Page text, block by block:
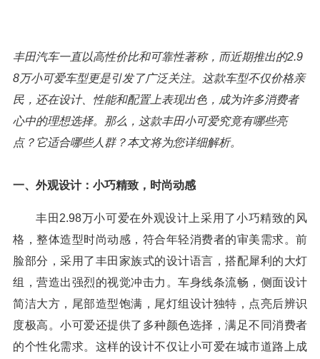
丰田汽车一直以高性价比和可靠性著称，而近期推出的2.9
8万小可爱车型更是引发了广泛关注。这款车型不仅价格亲
民，还在设计、性能和配置上表现出色，成为许多消费者
心中的理想选择。那么，这款丰田小可爱究竟有哪些亮
点？它适合哪些人群？本文将为您详细解析。
一、外观设计：小巧精致，时尚动感
丰田2.98万小可爱在外观设计上采用了小巧精致的风
格，整体造型时尚动感，符合年轻消费者的审美需求。前
脸部分，采用了丰田家族式的设计语言，搭配犀利的大灯
组，营造出强烈的视觉冲击力。车身线条流畅，侧面设计
简洁大方，尾部造型饱满，尾灯组设计独特，点亮后辨识
度极高。小可爱还提供了多种颜色选择，满足不同消费者
的个性化需求。这样的设计不仅让小可爱在城市道路上成